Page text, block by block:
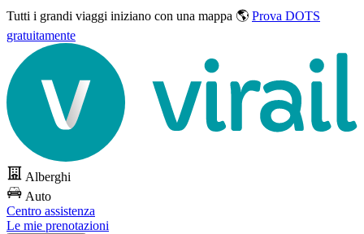
Tutti i grandi viaggi iniziano con una mappa 🌎 Prova DOTS
gratuitamente
Alberghi
Auto
Centro assistenza
Le mie prenotazioni